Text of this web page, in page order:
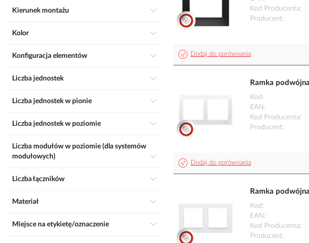
Kod Producenta
Producent
Dodaj do porównania
Ramka
Kod
EAN
Kod Producenta
Producent
Dodaj do porównania
Ramka
Kod
EAN
Kod Producenta
Producent
Kierunek montażu
Kolor
Konfiguracja elementów
Liczba jednostek
Liczba jednostek w pionie
Liczba jednostek w poziomie
Liczba modułów w poziomie (dla systemów
modułowych)
Liczba łączników
Materiał
Miejsce na etykietę/oznaczenie